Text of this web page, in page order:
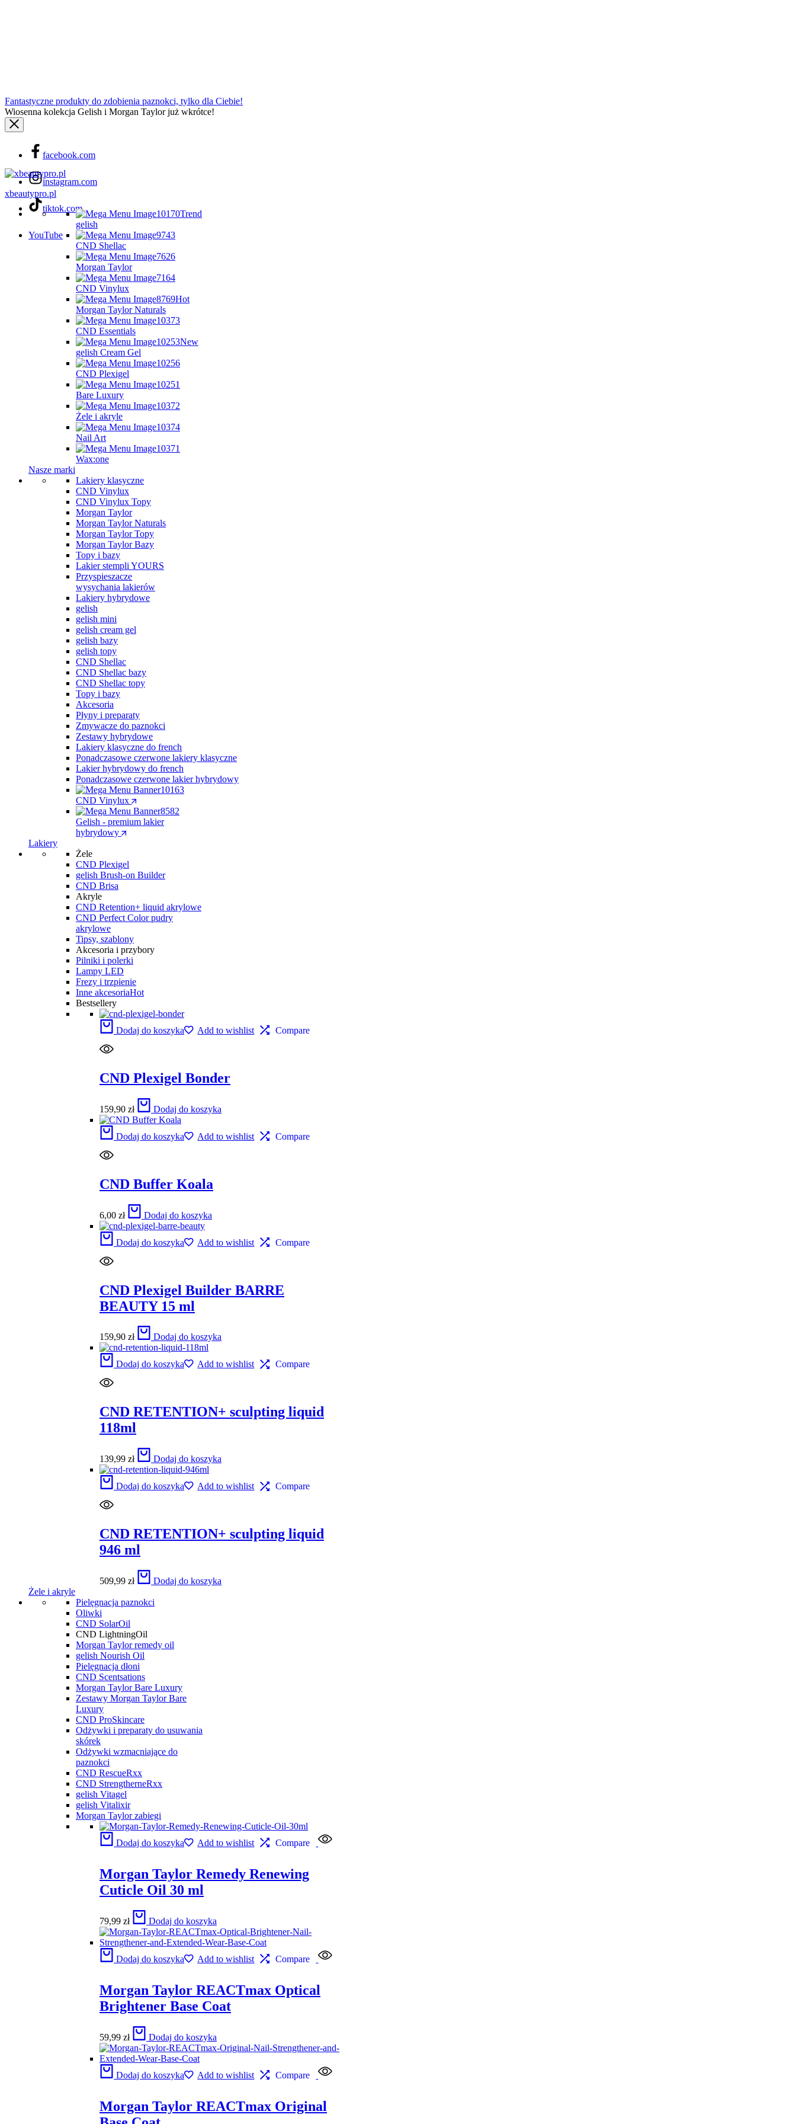
Fantastyczne produkty do zdobienia paznokci, tylko dla Ciebie!
Wiosenna kolekcja Gelish i Morgan Taylor już wkrótce!
facebook.com
instagram.com
tiktok.com
YouTube
xbeautypro.pl
Trend
gelish
CND Shellac
Morgan Taylor
CND Vinylux
Hot
Morgan Taylor Naturals
CND Essentials
New
gelish Cream Gel
CND Plexigel
Bare Luxury
Żele i akryle
Nail Art
Wax:one
Nasze marki
Lakiery klasyczne
CND Vinylux
CND Vinylux Topy
Morgan Taylor
Morgan Taylor Naturals
Morgan Taylor Topy
Morgan Taylor Bazy
Topy i bazy
Lakier stempli YOURS
Przyspieszacze
wysychania lakierów
Lakiery hybrydowe
gelish
gelish mini
gelish cream gel
gelish bazy
gelish topy
CND Shellac
CND Shellac bazy
CND Shellac topy
Topy i bazy
Akcesoria
Płyny i preparaty
Zmywacze do paznokci
Zestawy hybrydowe
Lakiery klasyczne do french
Ponadczasowe czerwone lakiery klasyczne
Lakier hybrydowy do french
Ponadczasowe czerwone lakier hybrydowy
CND Vinylux
Gelish - premium lakier
hybrydowy
Lakiery
Żele
CND Plexigel
gelish Brush-on Builder
CND Brisa
Akryle
CND Retention+ liquid akrylowe
CND Perfect Color pudry
akrylowe
Tipsy, szablony
Akcesoria i przybory
Pilniki i polerki
Lampy LED
Frezy i trzpienie
Inne akcesoriaHot
Bestsellery
Dodaj do koszyka Add to wishlist Compare
CND Plexigel Bonder
159,90 zł Dodaj do koszyka
Dodaj do koszyka Add to wishlist Compare
CND Buffer Koala
6,00 zł Dodaj do koszyka
Dodaj do koszyka Add to wishlist Compare
CND Plexigel Builder BARRE
BEAUTY 15 ml
159,90 zł Dodaj do koszyka
Dodaj do koszyka Add to wishlist Compare
CND RETENTION+ sculpting liquid
118ml
139,99 zł Dodaj do koszyka
Dodaj do koszyka Add to wishlist Compare
CND RETENTION+ sculpting liquid
946 ml
509,99 zł
Dodaj do koszyka
Żele i akryle
Pielęgnacja paznokci
Oliwki
CND SolarOil
CND LightningOil
Morgan Taylor remedy oil
gelish Nourish Oil
Pielęgnacja dłoni
CND Scentsations
Morgan Taylor Bare Luxury
Zestawy Morgan Taylor Bare
Luxury
CND ProSkincare
Odżywki i preparaty do usuwania
skórek
Odżywki wzmacniające do
paznokci
CND RescueRxx
CND StrengtherneRxx
gelish Vitagel
gelish Vitalixir
Morgan Taylor zabiegi
Dodaj do koszyka Add to wishlist Compare
Morgan Taylor Remedy Renewing
Cuticle Oil 30 ml
79,99 zł Dodaj do koszyka
Dodaj do koszyka Add to wishlist Compare
Morgan Taylor REACTmax Optical
Brightener Base Coat
59,99 zł Dodaj do koszyka
Dodaj do koszyka Add to wishlist Compare
Morgan Taylor REACTmax Original